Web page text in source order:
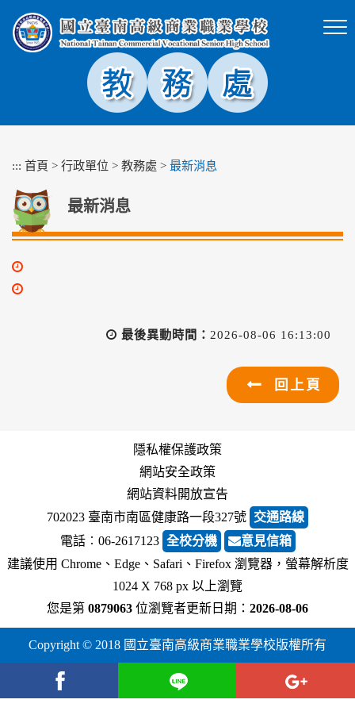
塊
::: 首頁 > 行政單位 > 教務處 > 最新消息
最新消息
最後異動時間： 2026-08-06 16:13:00
回上頁
隱私權保護政策
網站安全政策
網站資料開放宣告
702023 臺南市南區健康路一段327號 交通路線
電話︰06-2617123 全校分機
意見信箱
建議使用 Chrome、Edge、Safari、Firefox 瀏覽器，螢幕解析度
1024 X 768 px 以上瀏覽
您是第 0879063 位瀏覽者更新日期： 2026-08-06
Copyright © 2018 國立臺南高級商業職業學校版權所有